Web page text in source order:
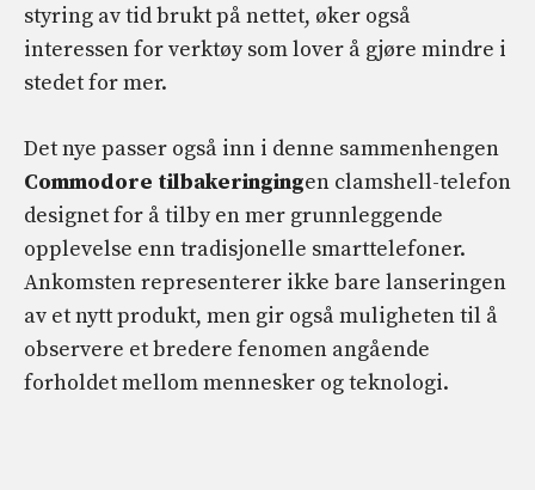
styring av tid brukt på nettet, øker også
interessen for verktøy som lover å gjøre mindre i
stedet for mer.
Det nye passer også inn i denne sammenhengen
Commodore tilbakeringingen clamshell-telefon
designet for å tilby en mer grunnleggende
opplevelse enn tradisjonelle smarttelefoner.
Ankomsten representerer ikke bare lanseringen
av et nytt produkt, men gir også muligheten til å
observere et bredere fenomen angående
forholdet mellom mennesker og teknologi.